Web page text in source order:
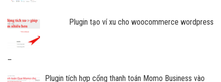
Plugin tạo ví xu cho woocommerce wordpress
–
từ
Plugin tích hợp cổng thanh toán Momo Business vào